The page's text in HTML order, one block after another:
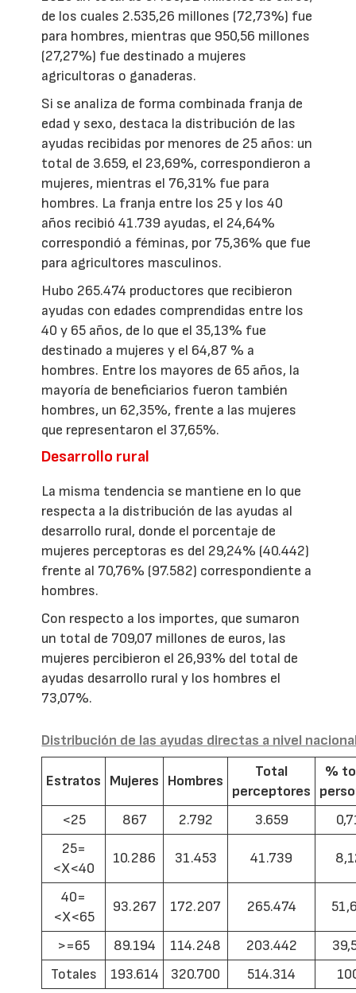
de los cuales 2.535,26 millones (72,73%) fue
para hombres, mientras que 950,56 millones
(27,27%) fue destinado a mujeres
agricultoras o ganaderas.
Si se analiza de forma combinada franja de
edad y sexo, destaca la distribución de las
ayudas recibidas por menores de 25 años: un
total de 3.659, el 23,69%, correspondieron a
mujeres, mientras el 76,31% fue para
hombres. La franja entre los 25 y los 40
años recibió 41.739 ayudas, el 24,64%
correspondió a féminas, por 75,36% que fue
para agricultores masculinos.
Hubo 265.474 productores que recibieron
ayudas con edades comprendidas entre los
40 y 65 años, de lo que el 35,13% fue
destinado a mujeres y el 64,87 % a
hombres. Entre los mayores de 65 años, la
mayoría de beneficiarios fueron también
hombres, un 62,35%, frente a las mujeres
que representaron el 37,65%.
Desarrollo rural
La misma tendencia se mantiene en lo que
respecta a la distribución de las ayudas al
desarrollo rural, donde el porcentaje de
mujeres perceptoras es del 29,24% (40.442)
frente al 70,76% (97.582) correspondiente a
hombres.
Con respecto a los importes, que sumaron
un total de 709,07 millones de euros, las
mujeres percibieron el 26,93% del total de
ayudas desarrollo rural y los hombres el
73,07%.
Distribución de las ayudas directas a nivel
Estratos Mujeres Hombres
Total
perceptores
%
<25
867 2.792 3.659
25=
<X<40
10.286 31.453 41.739
40=
<X<65
93.267 172.207 265.474
>=65 89.194 114.248 203.442
Totales
193.614 320.700 514.314